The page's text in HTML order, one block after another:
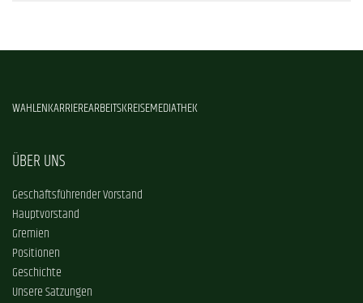
WAHLENKARRIEREARBEITSKREISEMEDIATHEK
ÜBER UNS
Geschäftsführender Vorstand
Hauptvorstand
Gremien
Positionen
Geschichte
Unsere Satzungen